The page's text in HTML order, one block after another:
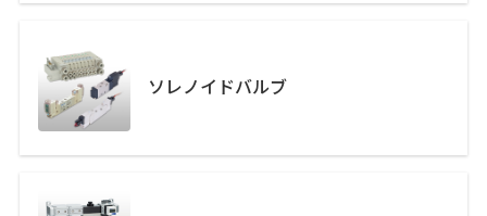
ソレノイドバルブ